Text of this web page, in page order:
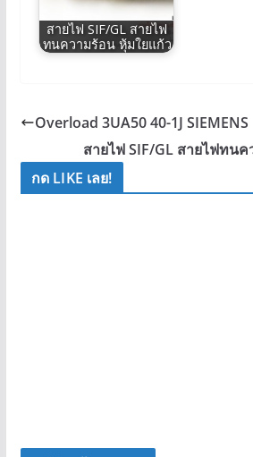
สายไฟ SIF/GL สายไฟ
ทนความร้อน หุ้มใยแก้ว
Overload 3UA50 40-1J SIEMENS
สายไฟ SIF/GL สายไฟทน
กด LIKE เลย!